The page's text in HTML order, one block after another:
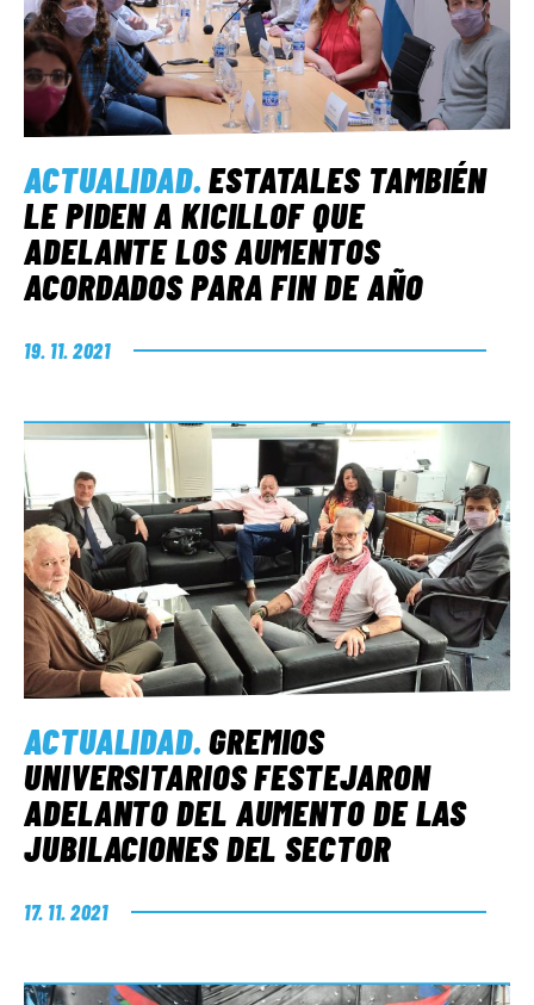
ACTUALIDAD.ESTATALES TAMBIÉN
LE PIDEN A KICILLOF QUE
ADELANTE LOS AUMENTOS
ACORDADOS PARA FIN DE AÑO
19. 11. 2021
ACTUALIDAD.GREMIOS
UNIVERSITARIOS FESTEJARON
ADELANTO DEL AUMENTO DE LAS
JUBILACIONES DEL SECTOR
17. 11. 2021